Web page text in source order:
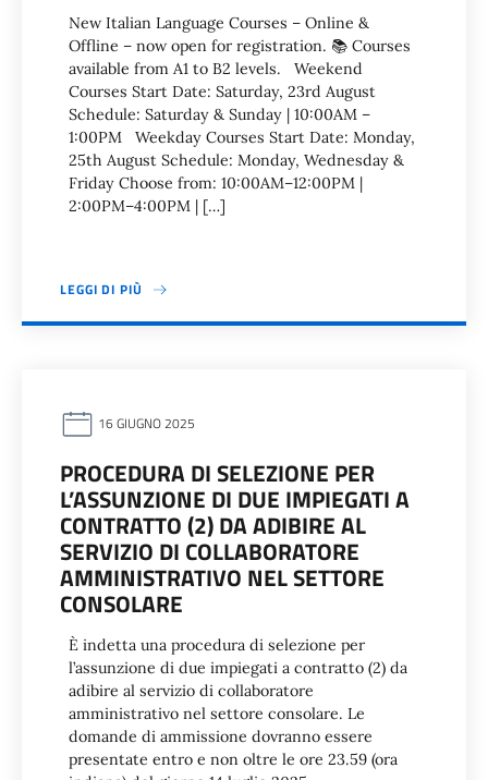
New Italian Language Courses – Online &
Offline – now open for registration. 📚 Courses
available from A1 to B2 levels. Weekend
Courses Start Date: Saturday, 23rd August
Schedule: Saturday & Sunday | 10:00AM –
1:00PM Weekday Courses Start Date: Monday,
25th August Schedule: Monday, Wednesday &
Friday Choose from: 10:00AM–12:00PM |
2:00PM–4:00PM | […]
LEGGI DI PIÙ
16 GIUGNO 2025
PROCEDURA DI SELEZIONE PER
L’ASSUNZIONE DI DUE IMPIEGATI A
CONTRATTO (2) DA ADIBIRE AL
SERVIZIO DI COLLABORATORE
AMMINISTRATIVO NEL SETTORE
CONSOLARE
È indetta una procedura di selezione per
l’assunzione di due impiegati a contratto (2) da
adibire al servizio di collaboratore
amministrativo nel settore consolare. Le
domande di ammissione dovranno essere
presentate entro e non oltre le ore 23.59 (ora